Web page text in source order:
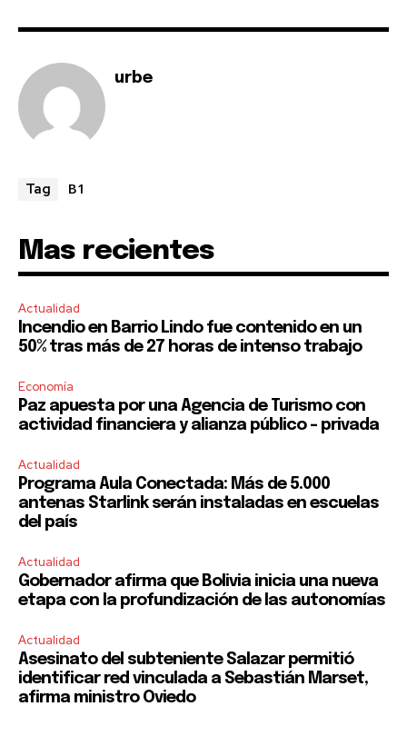
urbe
Tag B1
Mas recientes
Actualidad
Incendio en Barrio Lindo fue contenido en un
50% tras más de 27 horas de intenso trabajo
Economía
Paz apuesta por una Agencia de Turismo con
actividad financiera y alianza público – privada
Actualidad
Programa Aula Conectada: Más de 5.000
antenas Starlink serán instaladas en escuelas
del país
Actualidad
Gobernador afirma que Bolivia inicia una nueva
etapa con la profundización de las autonomías
Actualidad
Asesinato del subteniente Salazar permitió
identificar red vinculada a Sebastián Marset,
afirma ministro Oviedo